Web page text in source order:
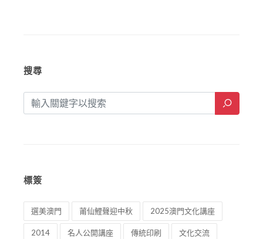
選美澳門 莆仙鯉聲迎中秋 2025澳門文化講座